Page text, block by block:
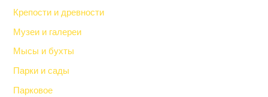
Крепости и древности
Музеи и галереи
Мысы и бухты
Парки и сады
Парковое